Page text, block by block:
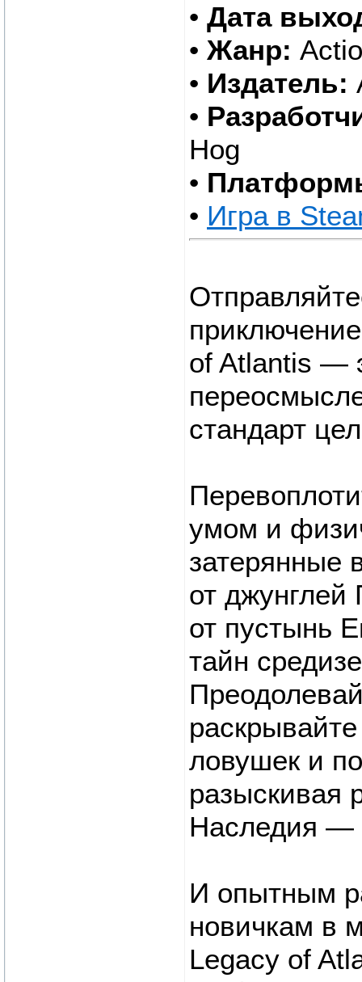
• Дата
• Жанр:
• Издатель:
•
Hog
•
• Игра в
of Atlantis —
стандарт
умом и
затерянные
от
от пустынь
тайн
ловушек и
разыскивая
Наследия —
И опытным
новичкам в
Legacy of